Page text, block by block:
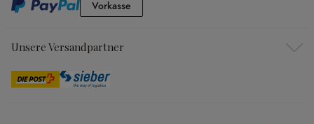
Vorkasse
Unsere Versandpartner